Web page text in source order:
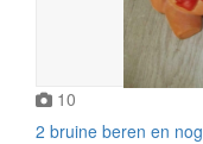
10
2 bruine beren en